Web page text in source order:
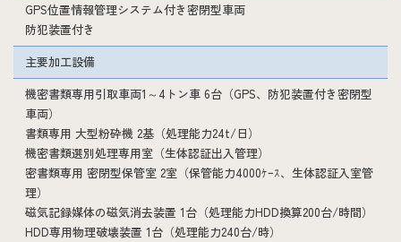
GPS位置情報管理システム付き密閉型車両
防犯装置付き
主要加工設備
機密書類専用引取車両1～4トン車 6台（GPS、防犯装置付き密閉型
車両）
書類専用 大型粉砕機 2基（処理能力24t/日）
機密書類選別処理専用室（生体認証出入管理）
密書類専用 密閉型保管室 2室（保管能力4000ｹｰｽ、生体認証入室管
理）
磁気記録媒体の磁気消去装置 1台（処理能力HDD換算200台/時間）
HDD専用物理破壊装置 1台（処理能力240台/時）